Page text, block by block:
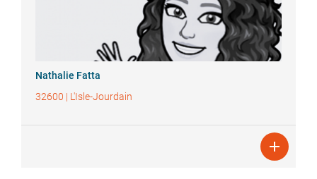
Nathalie Fatta
32600 | L'Isle-Jourdain
